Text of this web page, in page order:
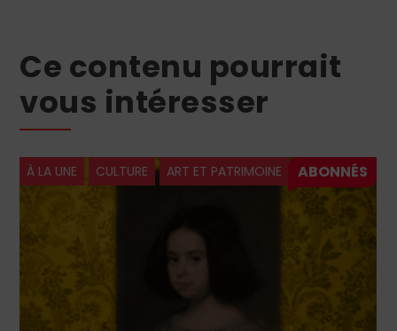
Ce contenu pourrait
vous intéresser
À LA UNE CULTURE ART ET PATRIMOINE